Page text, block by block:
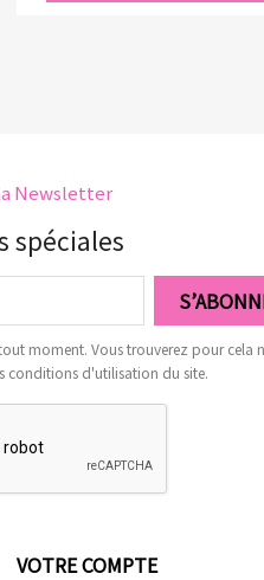
Newsletter
spéciales
moment. Vous trouverez pour cela
conditions d'utilisation du site.
VOTRE COMPTE